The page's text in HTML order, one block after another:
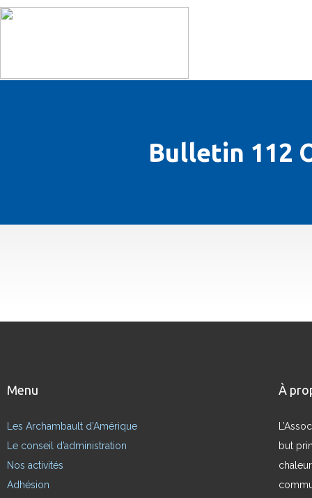
Bulletin 112
Menu
Les Archambault d’Amérique
Le conseil d’administration
Nos activités
Adhésion
À
but